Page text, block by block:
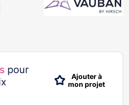
pour
Ajouter à
mon projet